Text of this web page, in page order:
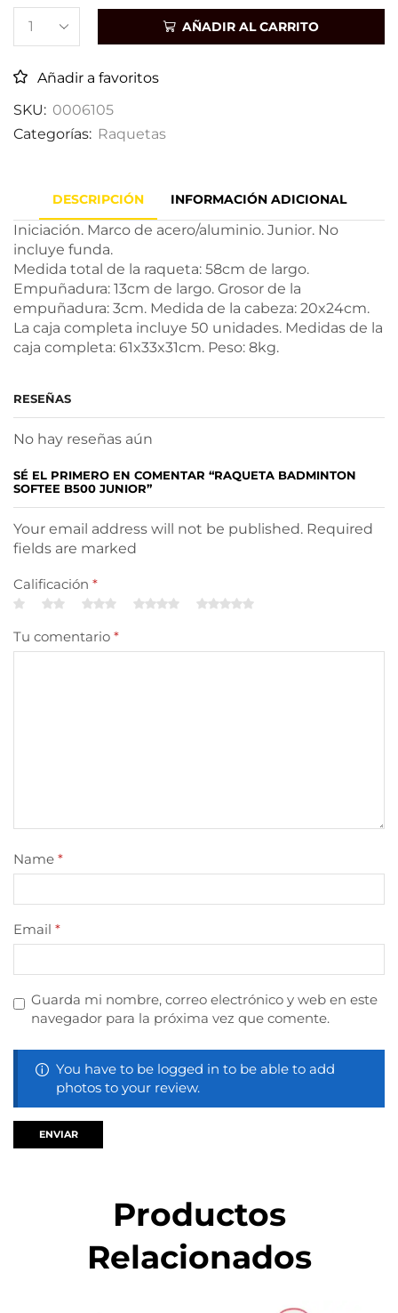
AÑADIR AL CARRITO
Añadir a favoritos
SKU: 0006105
Categorías: Raquetas
DESCRIPCIÓN INFORMACIÓN ADICIONAL
Iniciación. Marco de acero/aluminio. Junior. No
incluye funda.
Medida total de la raqueta: 58cm de largo.
Empuñadura: 13cm de largo. Grosor de la
empuñadura: 3cm. Medida de la cabeza: 20x24cm.
La caja completa incluye 50 unidades. Medidas de la
caja completa: 61x33x31cm. Peso: 8kg.
RESEÑAS
No hay reseñas aún
SÉ EL PRIMERO EN COMENTAR “RAQUETA BADMINTON
SOFTEE B500 JUNIOR”
Your email address will not be published. Required
fields are marked
Calificación *
Tu comentario *
Name *
Email *
Guarda mi nombre, correo electrónico y web en este
navegador para la próxima vez que comente.
You have to be logged in to be able to add
photos to your review.
Productos
Relacionados